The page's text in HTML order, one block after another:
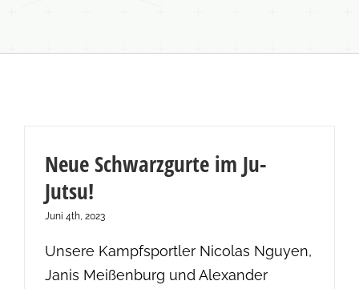
Neue Schwarzgurte im Ju-
Jutsu!
Juni 4th, 2023
Unsere Kampfsportler Nicolas Nguyen,
Janis Meißenburg und Alexander